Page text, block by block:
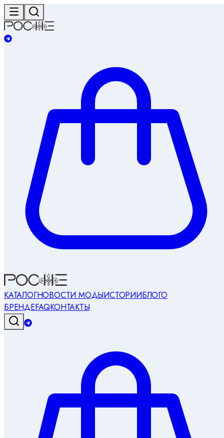
КАТАЛОГНОВОСТИ МОДЫИСТОРИИБЛОГО
БРЕНДЕFAQКОНТАКТЫ